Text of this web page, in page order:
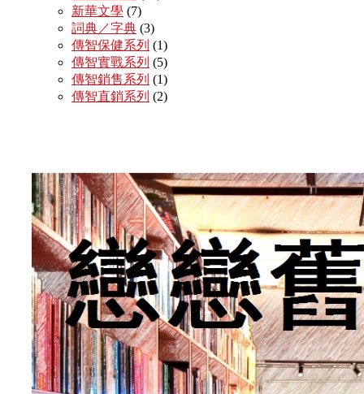
新華文學 (7)
詞典／字典 (3)
傳智保健系列 (1)
傳智實戰系列 (5)
傳智銷售系列 (1)
傳智直銷系列 (2)